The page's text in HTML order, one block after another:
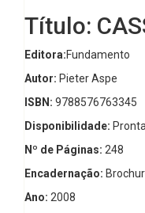
Título:
Editora:Fundamento
Autor: Pieter Aspe
ISBN: 9788576763345
Disponibilidade:
Nº de Páginas: 248
Encadernação:
Ano: 2008